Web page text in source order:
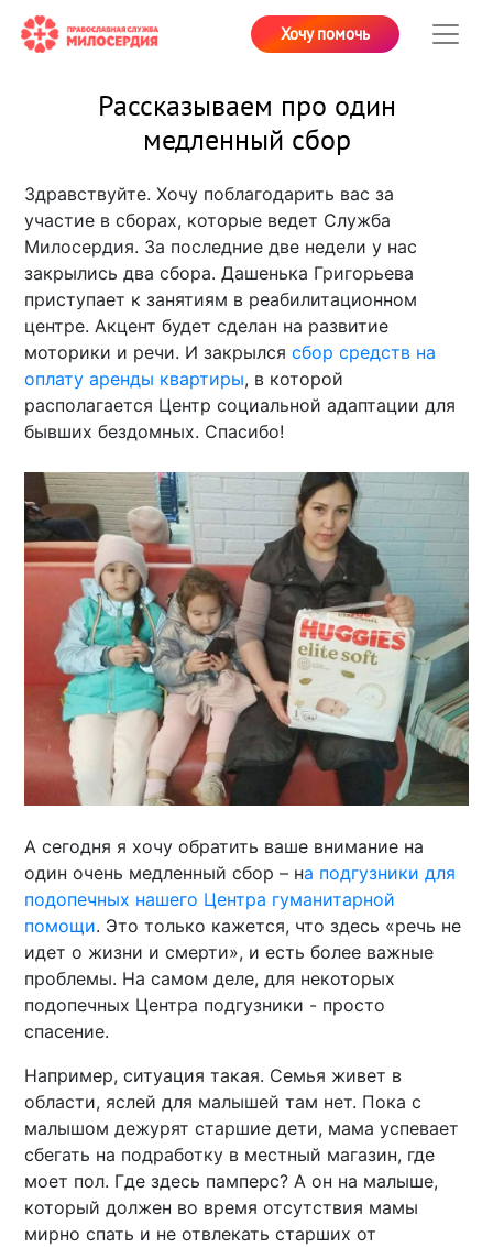
Хочу помочь
Рассказываем про один
медленный сбор
Здравствуйте. Хочу поблагодарить вас за
участие в сборах, которые ведет Служба
Милосердия. За последние две недели у нас
закрылись два сбора. Дашенька Григорьева
приступает к занятиям в реабилитационном
центре. Акцент будет сделан на развитие
моторики и речи. И закрылсясбор средств на
оплату аренды квартиры, в которой
располагается Центр социальной адаптации для
бывших бездомных. Спасибо!
А сегодня я хочу обратить ваше внимание на
один очень медленный сбор – на подгузники для
подопечных нашего Центра гуманитарной
помощи. Это только кажется, что здесь «речь не
идет о жизни и смерти», и есть более важные
проблемы. На самом деле, для некоторых
подопечных Центра подгузники - просто
спасение.
Например, ситуация такая. Семья живет в
области, яслей для малышей там нет. Пока с
малышом дежурят старшие дети, мама успевает
сбегать на подработку в местный магазин, где
моет пол. Где здесь памперс? А он на малыше,
который должен во время отсутствия мамы
мирно спать и не отвлекать старших от